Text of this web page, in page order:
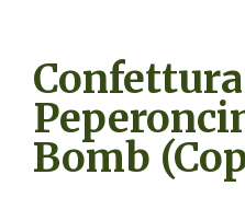
Bomb